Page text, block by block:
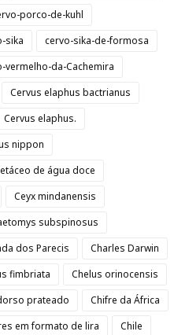
porco-de-kuhl
sika
cervo-sika-de-formosa
vermelho-da-Cachemira
Cervus elaphus bactrianus
Cervus elaphus.
nippon
de água doce
Ceyx mindanensis
subspinosus
dos Parecis
Charles Darwin
fimbriata
Chelus orinocensis
prateado
Chifre da África
em formato de lira
Chile